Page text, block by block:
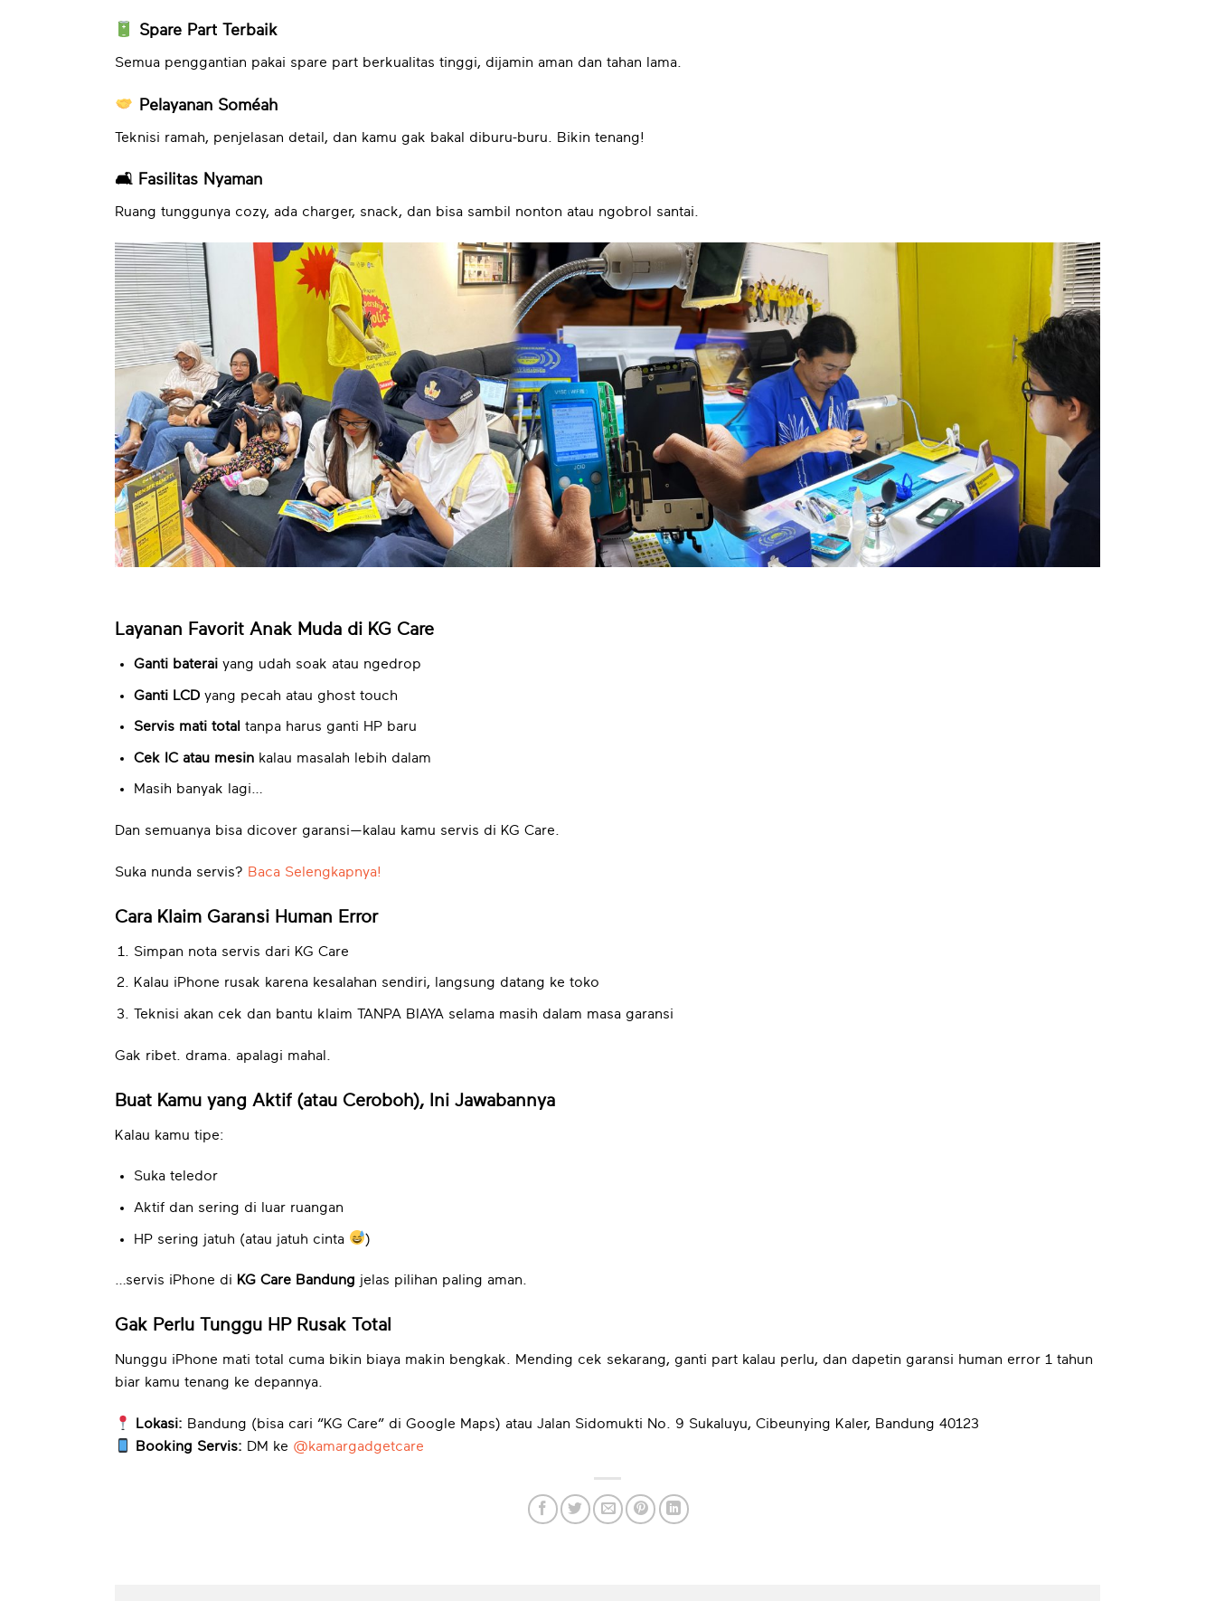
Spare Part Terbaik
Semua penggantian pakai spare part berkualitas tinggi, dijamin aman dan tahan lama.
Pelayanan Soméah
Teknisi ramah, penjelasan detail, dan kamu gak bakal diburu-buru. Bikin tenang!
🛋 Fasilitas Nyaman
Ruang tunggunya cozy, ada charger, snack, dan bisa sambil nonton atau ngobrol santai.
Layanan Favorit Anak Muda di KG Care
Ganti bateraiyang udah soak atau ngedrop
Ganti LCDyang pecah atau ghost touch
Servis mati total tanpa harus ganti HP baru
Cek IC atau mesinkalau masalah lebih dalam
Masih banyak lagi…
Dan semuanya bisa dicover garansi—kalau kamu servis di KG Care.
Suka nunda servis? Baca Selengkapnya!
Cara Klaim Garansi Human Error
Simpan nota servis dari KG Care
Kalau iPhone rusak karena kesalahan sendiri, langsung datang ke toko
Teknisi akan cek dan bantu klaim TANPA BIAYA selama masih dalam masa garansi
Gak ribet. drama. apalagi mahal.
Buat Kamu yang Aktif (atau Ceroboh), Ini Jawabannya
Kalau kamu tipe:
Suka teledor
Aktif dan sering di luar ruangan
HP sering jatuh (atau jatuh cinta )
…servis iPhone di KG Care Bandung jelas pilihan paling aman.
Gak Perlu Tunggu HP Rusak Total
Nunggu iPhone mati total cuma bikin biaya makin bengkak. Mending cek sekarang, ganti part kalau perlu, dan dapetin garansi human error 1 tahun
biar kamu tenang ke depannya.
Lokasi: Bandung (bisa cari “KG Care” di Google Maps) atau Jalan Sidomukti No. 9 Sukaluyu, Cibeunying Kaler, Bandung 40123
Booking Servis: DM ke @kamargadgetcare